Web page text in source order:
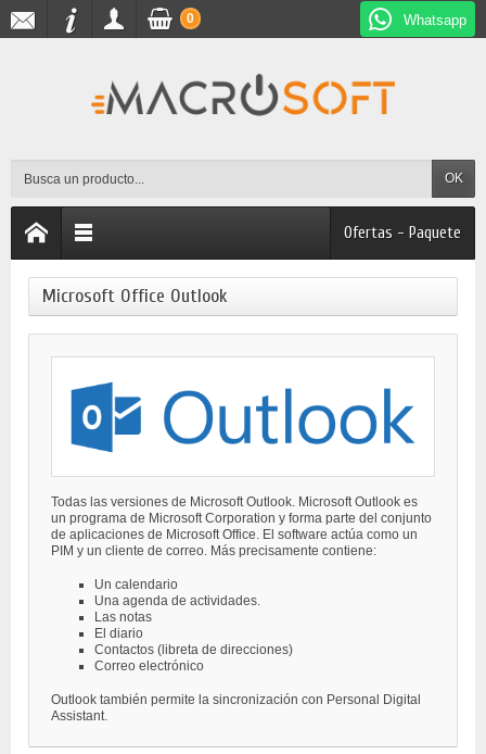
Whatsapp
OK
0
Ofertas - Paquete
Microsoft Office Outlook
Todas las versiones de Microsoft Outlook. Microsoft Outlook es
un programa de Microsoft Corporation y forma parte del conjunto
de aplicaciones de Microsoft Office. El software actúa como un
PIM y un cliente de correo. Más precisamente contiene:
Un calendario
Una agenda de actividades.
Las notas
El diario
Contactos (libreta de direcciones)
Correo electrónico
Outlook también permite la sincronización con Personal Digital
Assistant.